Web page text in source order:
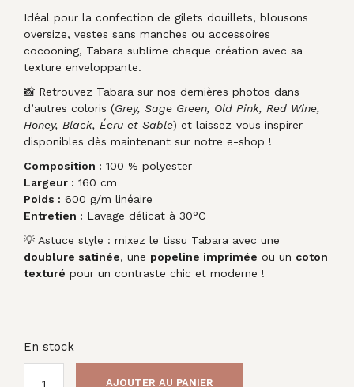
Idéal pour la confection de gilets douillets, blousons
oversize, vestes sans manches ou accessoires
cocooning, Tabara sublime chaque création avec sa
texture enveloppante.
📸 Retrouvez Tabara sur nos dernières photos dans
d’autres coloris (Grey, Sage Green, Old Pink, Red Wine,
Honey, Black, Écru et Sable) et laissez-vous inspirer –
disponibles dès maintenant sur notre e-shop !
Composition : 100 % polyester
Largeur : 160 cm
Poids : 600 g/m linéaire
Entretien : Lavage délicat à 30°C
💡 Astuce style : mixez le tissu Tabara avec une
doublure satinée, une popeline imprimée ou un coton
texturé pour un contraste chic et moderne !
En stock
AJOUTER AU PANIER